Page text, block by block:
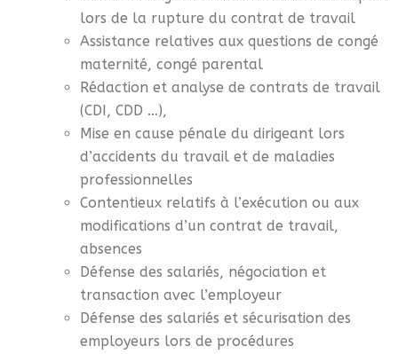
lors de la rupture du contrat de travail
Assistance relatives aux questions de congé
maternité, congé parental
Rédaction et analyse de contrats de travail
(CDI, CDD …),
Mise en cause pénale du dirigeant lors
d’accidents du travail et de maladies
professionnelles
Contentieux relatifs à l’exécution ou aux
modifications d’un contrat de travail,
absences
Défense des salariés, négociation et
transaction avec l’employeur
Défense des salariés et sécurisation des
employeurs lors de procédures